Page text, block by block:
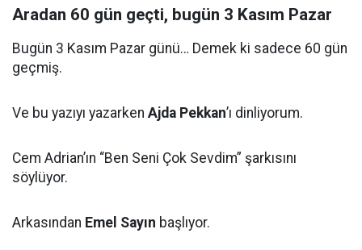
Aradan 60 gün geçti, bugün 3 Kasım Pazar
Bugün 3 Kasım Pazar günü… Demek ki sadece 60 gün
geçmiş.
Ve bu yazıyı yazarken Ajda Pekkan’ı dinliyorum.
Cem Adrian’ın “Ben Seni Çok Sevdim” şarkısını
söylüyor.
Arkasından Emel Sayın başlıyor.